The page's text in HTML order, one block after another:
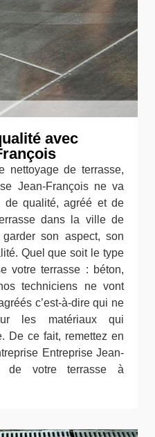
avec
nettoyage de terrasse,
Jean-François ne va
de qualité, agréé et de
dans la ville de
son aspect, son
Quel que soit le type
votre terrasse : béton,
techniciens ne vont
c’est-à-dire qui ne
les matériaux qui
De ce fait, remettez en
Entreprise Jean-
de votre terrasse à